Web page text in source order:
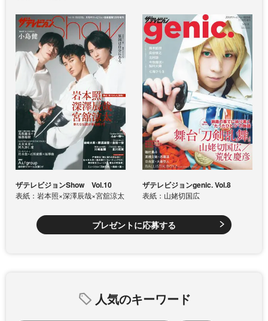
ザテレビジョンShow Vol.10
表紙：岩本照×深澤辰哉×宮舘涼太
ザテレビジョンgenic. Vol.8
表紙：山姥切国広
プレゼントに応募する
人気のキーワード